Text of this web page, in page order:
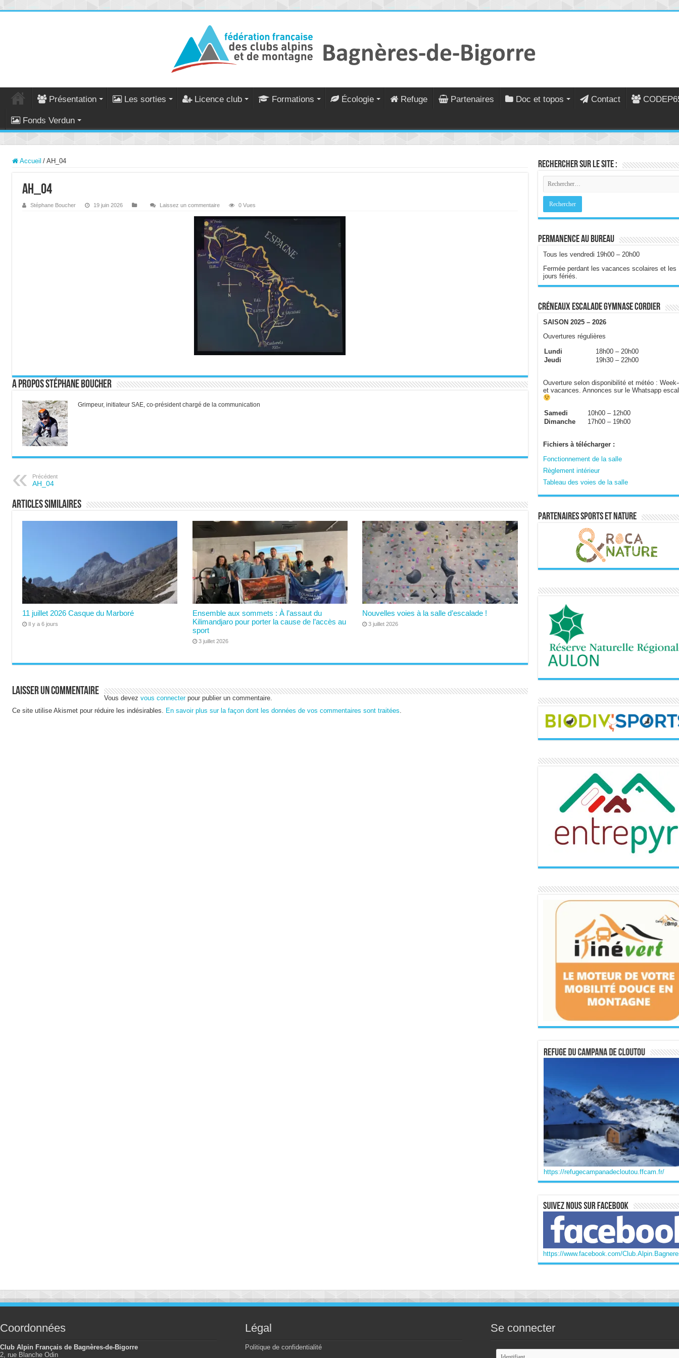
Présentation Les sorties Licence club Formations Écologie Refuge Partenaires Doc et topos Contact
Fonds Verdun
Accueil / AH_04
AH_04
Stéphane Boucher 19 juin 2026 Laissez un commentaire 0 Vues
A propos Stéphane Boucher
Grimpeur, initiateur SAE, co-président chargé de la communication
Précédent
AH_04
Articles similaires
11 juillet 2026 Casque du Marboré
Il y a 6 jours
Ensemble aux sommets : À l’assaut du
Kilimandjaro pour porter la cause de l’accès au
sport
3 juillet 2026
Nouvelles voies à la salle d’escalade !
3 juillet 2026
Laisser un commentaire
Vous devez vous connecterpour publier un commentaire.
Ce site utilise Akismet pour réduire les indésirables. En savoir plus sur la façon dont les données de vos commentaires sont traitées
Rechercher sur le site :
Permanence au bureau
Tous les vendredi 19h00 – 20h00
Fermée perdant les vacances scolaires et les
jours fériés.
Créneaux escalade gymnase Cordier
SAISON 2025 – 2026
Ouvertures régulières
Lundi
18h00 – 20h00
Jeudi
19h30 – 22h00
Ouverture selon disponibilité et météo :
et vacances. Annonces sur le Whatsapp
Samedi
10h00 – 12h00
Dimanche
17h00 – 19h00
Fichiers à télécharger :
Fonctionnement de la salle
Règlement intérieur
Tableau des voies de la salle
Partenaires sports et nature
https://refugecampanadecloutou.ffcam.fr/
https://www.facebook.com/
Coordonnées
Club Alpin Français de Bagnères-de-Bigorre
2, rue Blanche Odin
Légal
Politique de confidentialité
Se connecter